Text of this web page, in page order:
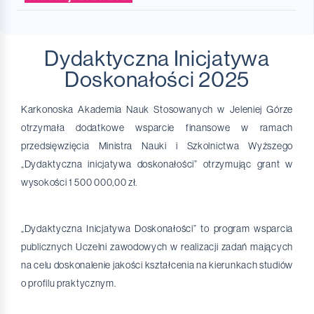
Sekretariat
Aktualności
Osoby ze specjalnymi potrzebami
Uczelnia Bez Barier
Tekst ETR
Koła naukowe
AZS
Aktualności AZS
Jak zostać członkiem klubu?
Stypendia i pomoc materialna
E-Uczelnia
Rekrutacja Ukr Рекрутація
Ankieta dla MATURZYSTY
TERMINY REKRUTACJI
Stypendium dla I roku
Wydawnictwo KANS
O Bibliotece
E-źródła
Biblioteki Cyfrowe
Bazy Danych
Biuletyny nabytków
Katalog KANS
Pływalnia
Hala sportowa
Monoprofilowe Centrum Symulacji Medycznej
Symulator Nauki Jazdy
Żłobek Żaczek
Wyjazdy szkoleniowe Erasmus+
Wirtualny Prowadzący
Dydaktyczna Inicjatywa
Doskonałości 2025
Karkonoska Akademia Nauk Stosowanych w Jeleniej Górze
otrzymała dodatkowe wsparcie finansowe w ramach
przedsięwzięcia Ministra Nauki i Szkolnictwa Wyższego
„Dydaktyczna inicjatywa doskonałości” otrzymując grant w
wysokości 1 500 000,00 zł.
„Dydaktyczna Inicjatywa Doskonałości” to program wsparcia
publicznych Uczelni zawodowych w realizacji zadań mających
na celu doskonalenie jakości kształcenia na kierunkach studiów
o profilu praktycznym.